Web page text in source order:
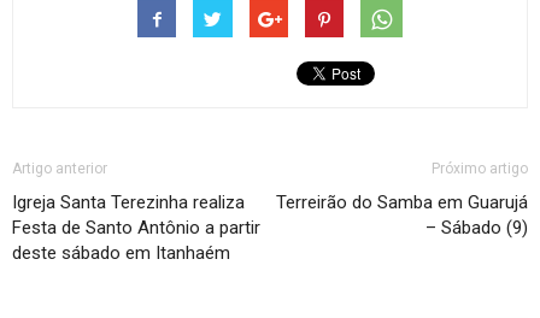
Artigo anterior
Igreja Santa Terezinha realiza
Festa de Santo Antônio a partir
deste sábado em Itanhaém
Próximo artigo
Terreirão do Samba em Guarujá
– Sábado (9)